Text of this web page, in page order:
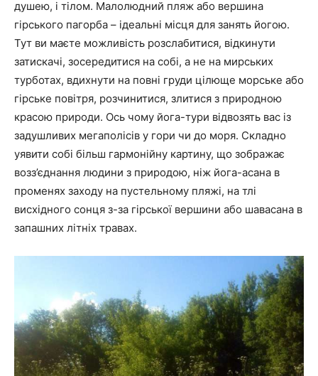
душею, і тілом. Малолюдний пляж або вершина
гірського пагорба – ідеальні місця для занять йогою.
Тут ви маєте можливість розслабитися, відкинути
затискачі, зосередитися на собі, а не на мирських
турботах, вдихнути на повні груди цілюще морське або
гірське повітря, розчинитися, злитися з природною
красою природи. Ось чому йога-тури відвозять вас із
задушливих мегаполісів у гори чи до моря. Складно
уявити собі більш гармонійну картину, що зображає
возз’єднання людини з природою, ніж йога-асана в
променях заходу на пустельному пляжі, на тлі
висхідного сонця з-за гірської вершини або шавасана в
запашних літніх травах.